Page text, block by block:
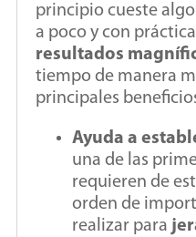
principio cueste
a poco y con práctica
resultados
tiempo de manera
principales
Ayuda a
una de las
requieren de
orden de
realizar para